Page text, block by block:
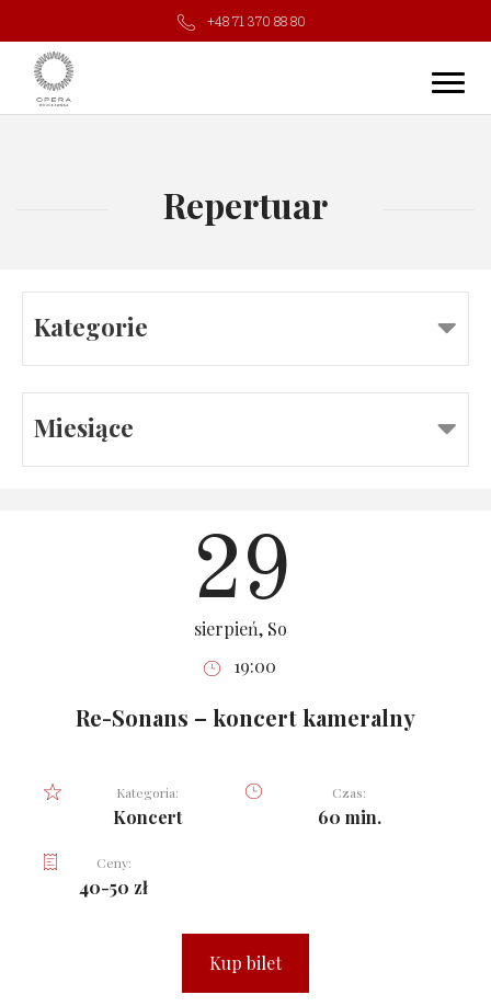
+48 71 370 88 80
Repertuar
Kategorie
Miesiące
29
sierpień, So
19:00
Re-Sonans – koncert kameralny
Kategoria:
Koncert
Czas:
60 min.
Ceny:
40-50 zł
Kup bilet